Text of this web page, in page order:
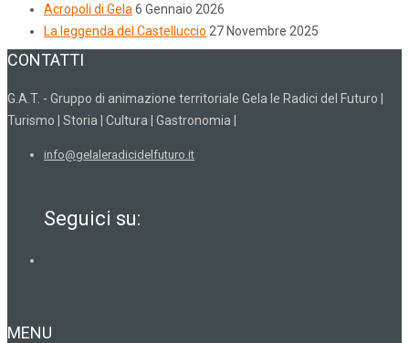
Acropoli di Gela 6 Gennaio 2026
La leggenda del Castelluccio 27 Novembre 2025
CONTATTI
G.A.T. - Gruppo di animazione territoriale Gela le Radici del Futuro |
Turismo | Storia | Cultura | Gastronomia |
info@gelaleradicidelfuturo.it
Seguici su:
MENU